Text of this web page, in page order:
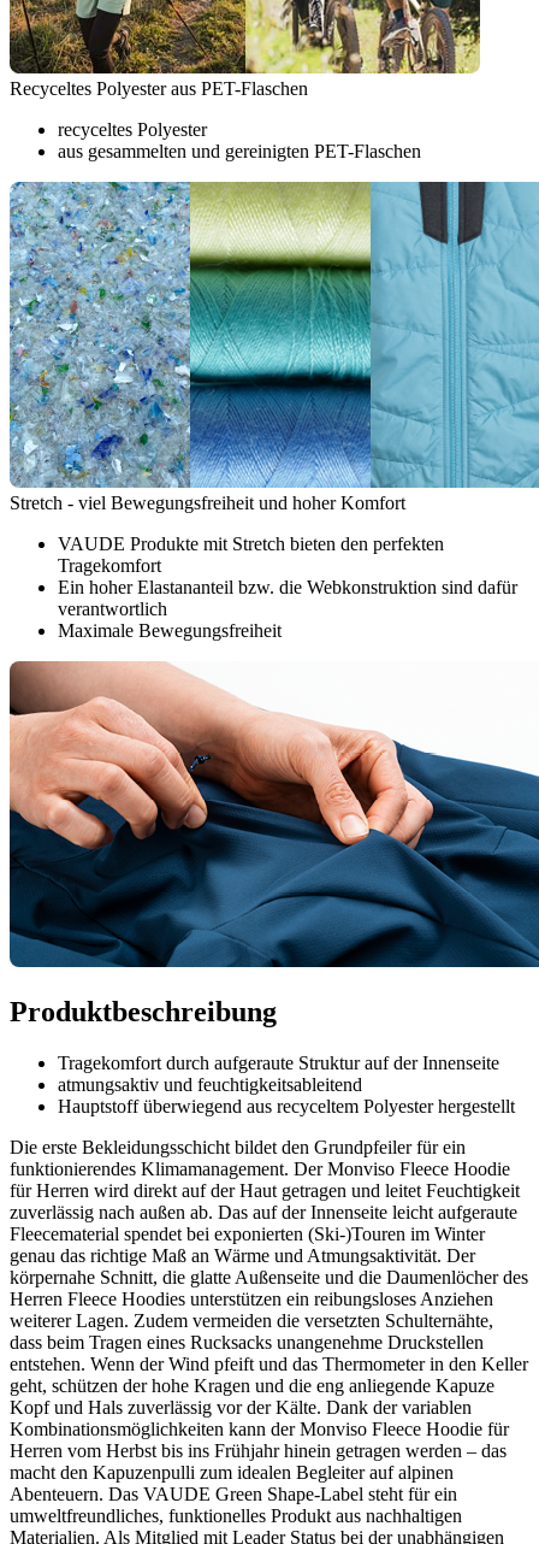
Recyceltes Polyester aus PET-Flaschen
recyceltes Polyester
aus gesammelten und gereinigten PET-Flaschen
Stretch - viel Bewegungsfreiheit und hoher Komfort
VAUDE Produkte mit Stretch bieten den perfekten
Tragekomfort
Ein hoher Elastananteil bzw. die Webkonstruktion sind dafür
verantwortlich
Maximale Bewegungsfreiheit
Produktbeschreibung
Tragekomfort durch aufgeraute Struktur auf der Innenseite
atmungsaktiv und feuchtigkeitsableitend
Hauptstoff überwiegend aus recyceltem Polyester hergestellt
Die erste Bekleidungsschicht bildet den Grundpfeiler für ein
funktionierendes Klimamanagement. Der Monviso Fleece Hoodie
für Herren wird direkt auf der Haut getragen und leitet Feuchtigkeit
zuverlässig nach außen ab. Das auf der Innenseite leicht aufgeraute
Fleecematerial spendet bei exponierten (Ski-)Touren im Winter
genau das richtige Maß an Wärme und Atmungsaktivität. Der
körpernahe Schnitt, die glatte Außenseite und die Daumenlöcher des
Herren Fleece Hoodies unterstützen ein reibungsloses Anziehen
weiterer Lagen. Zudem vermeiden die versetzten Schulternähte,
dass beim Tragen eines Rucksacks unangenehme Druckstellen
entstehen. Wenn der Wind pfeift und das Thermometer in den Keller
geht, schützen der hohe Kragen und die eng anliegende Kapuze
Kopf und Hals zuverlässig vor der Kälte. Dank der variablen
Kombinationsmöglichkeiten kann der Monviso Fleece Hoodie für
Herren vom Herbst bis ins Frühjahr hinein getragen werden – das
macht den Kapuzenpulli zum idealen Begleiter auf alpinen
Abenteuern. Das VAUDE Green Shape-Label steht für ein
umweltfreundliches, funktionelles Produkt aus nachhaltigen
Materialien. Als Mitglied mit Leader Status bei der unabhängigen